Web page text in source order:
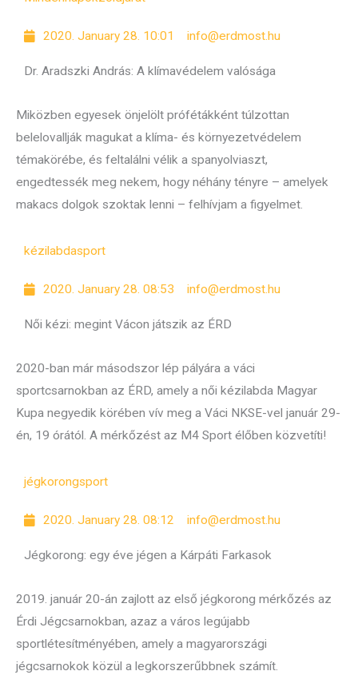
2020. January 28. 10:01 info@erdmost.hu
Dr. Aradszki András: A klímavédelem valósága
Miközben egyesek önjelölt prófétákként túlzottan
belelovallják magukat a klíma- és környezetvédelem
témakörébe, és feltalálni vélik a spanyolviaszt,
engedtessék meg nekem, hogy néhány tényre – amelyek
makacs dolgok szoktak lenni – felhívjam a figyelmet.
kézilabdasport
2020. January 28. 08:53 info@erdmost.hu
Női kézi: megint Vácon játszik az ÉRD
2020-ban már másodszor lép pályára a váci
sportcsarnokban az ÉRD, amely a női kézilabda Magyar
Kupa negyedik körében vív meg a Váci NKSE-vel január 29-
én, 19 órától. A mérkőzést az M4 Sport élőben közvetíti!
jégkorongsport
2020. January 28. 08:12 info@erdmost.hu
Jégkorong: egy éve jégen a Kárpáti Farkasok
2019. január 20-án zajlott az első jégkorong mérkőzés az
Érdi Jégcsarnokban, azaz a város legújabb
sportlétesítményében, amely a magyarországi
jégcsarnokok közül a legkorszerűbbnek számít.